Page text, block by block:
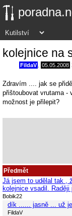
kolejnice na
FildaV 05.05.2008
Zdravím .... jak se
přištoubovat vrutama -
možnost je přilepit?
Předmět
Já jsem to udělal tak ,
kolejnice vsadil. Raději
Bobik22
dík ...... jasně ... už
FildaV